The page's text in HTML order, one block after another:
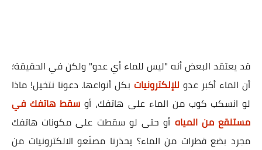
قد يعتقد البعض أنه "ليس للماء أي عدو" ولكن في الحقيقة؛
أن الماء أكبر عدو للإلكترونيات بكل أنواعها. دعونا نتخيل! ماذا
لو انسكب كوب من الماء على هاتفك، أو سقط هاتفك في
مستنقع من المياه أو حتى لو سقطت على مكونات هاتفك
مجرد بضع قطرات من الماء؟ يحذرنا مصنّعو الالكترونيات من